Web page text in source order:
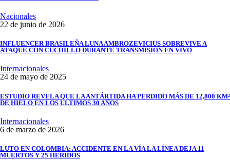
Nacionales
22 de junio de 2026
INFLUENCER BRASILEÑA LUNA AMBROZEVICIUS SOBREVIVE A
ATAQUE CON CUCHILLO DURANTE TRANSMISIÓN EN VIVO
Internacionales
24 de mayo de 2025
ESTUDIO REVELA QUE LA ANTÁRTIDA HA PERDIDO MÁS DE 12,800 KM²
DE HIELO EN LOS ÚLTIMOS 30 AÑOS
Internacionales
6 de marzo de 2026
LUTO EN COLOMBIA: ACCIDENTE EN LA VÍA LA LÍNEA DEJA 11
MUERTOS Y 25 HERIDOS